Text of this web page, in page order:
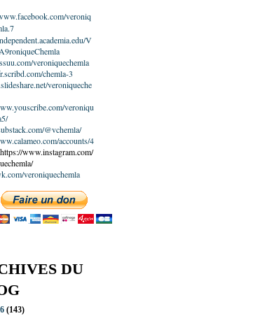
veroniq
V
veroniquechemla
chemla-3
veroniqueche
veroniqu
@vchemla/
accounts/4
https://www.instagram.com/
veroniquechemla
DU
(143)